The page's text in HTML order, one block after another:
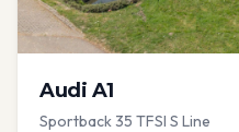
Audi A1
Sportback 35 TFSI S Line